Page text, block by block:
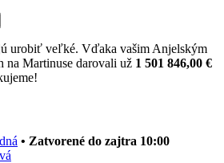
urobiť veľké. Vďaka vašim Anjelským
na Martinuse darovali už 1 501 846,00 €
• Zatvorené do zajtra 10:00